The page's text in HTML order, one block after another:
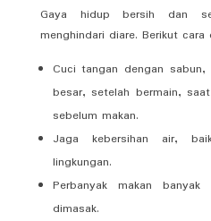
Gaya hidup bersih dan
menghindari diare. Berikut
Cuci tangan dengan
besar, setelah bermain,
sebelum makan.
Jaga kebersihan air,
lingkungan.
Perbanyak makan
dimasak.